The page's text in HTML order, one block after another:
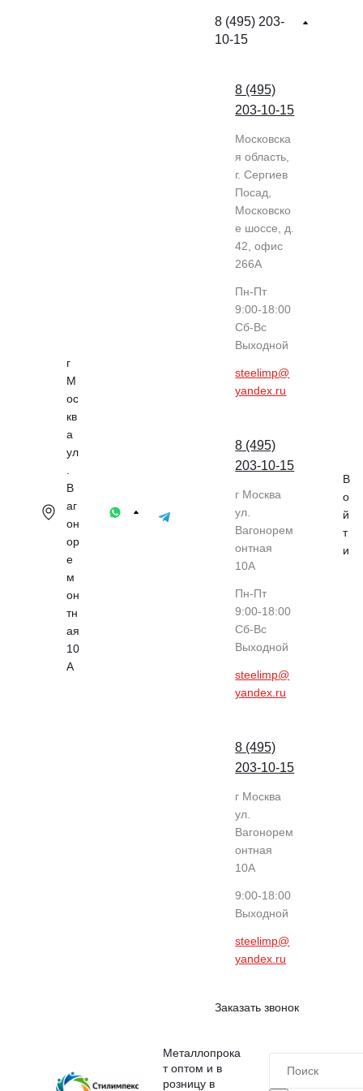
г
М
ос
кв
а
ул
В
аг
он
ор
е
м
он
тн
ая
10
А
8 (495) 203-
10-15
8 (495)
203-10-15
Московска
я область,
г. Сергиев
Посад,
Московско
е шоссе, д.
42, офис
266А
Пн-Пт
9:00-18:00
Cб-Вс
Выходной
steelimp@
yandex.ru
8 (495)
203-10-15
г Москва
ул.
Вагонорем
онтная
10А
Пн-Пт
9:00-18:00
Cб-Вс
Выходной
steelimp@
yandex.ru
8 (495)
203-10-15
г Москва
ул.
Вагонорем
онтная
10А
9:00-18:00
Выходной
steelimp@
yandex.ru
Заказать звонок
В
о
й
т
и
Металлопрока
т оптом и в
розницу в